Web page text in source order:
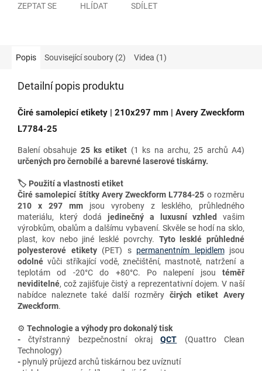
ZEPTAT SE HLÍDAT SDÍLET
Popis Související soubory (2) Videa (1)
Detailní popis produktu
Čiré samolepicí etikety | 210x297 mm | Avery Zweckform
L7784-25
Balení obsahuje 25 ks etiket (1 ks na archu, 25 archů A4)
určených pročernobílé a barevné laserové tiskárny.
🏷️ Použití a vlastnosti etiket
Čiré samolepicí štítky Avery Zweckform L7784-25 o rozměru
210 x 297 mm
jsou vyrobeny
z lesklého, průhledného
materiálu, který dodájedinečný a luxusní vzhled
vašim
výrobkům, obalům a dalšímu vybavení. Skvěle se hodí na sklo,
plast, kov nebo jiné lesklé povrchy. Tyto lesklé průhledné
polyesterové etikety(PET) s permanentním lepidlemjsou
odolné vůči stříkající vodě, znečištění, mastnotě, natržení a
teplotám od -20°C do +80°C. Po nalepení jsou téměř
neviditelné, což zajišťuje čistý a reprezentativní dojem. V naší
nabídce naleznete také další rozměryčirých etiket Avery
Zweckform.
⚙️ Technologie a výhodypro dokonalý tisk
-čtyřstranný bezpečnostní okraj QCT
(Quattro Clean
Technology)
- plynulý průjezd archů tiskárnou bez uvíznutí